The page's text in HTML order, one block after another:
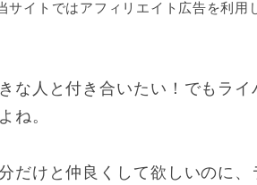
サイトではアフィリエイト広告を利用
な人と付き合いたい！でもラ
ね。
だけと仲良くして欲しいのに